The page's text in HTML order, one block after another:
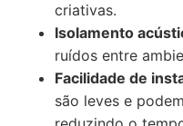
criativas.
Isolamento
ruídos entre
Facilidade de
são leves e